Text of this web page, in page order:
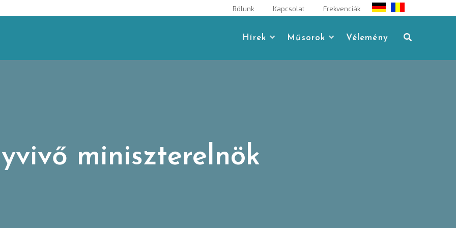
Rólunk Kapcsolat Frekvenciák
Hírek Műsorok Vélemény
miniszterelnök